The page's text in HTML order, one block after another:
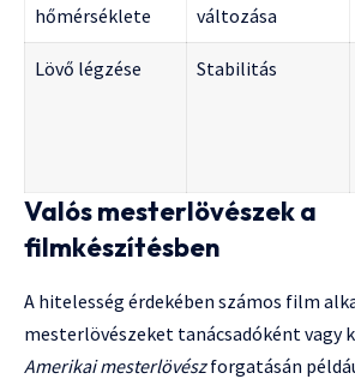
hőmérséklete
változása
Lövő légzése Stabilitás
Valós mesterlövészek a
filmkészítésben
A hitelesség érdekében számos film
mesterlövészeket tanácsadóként vagy
Amerikai mesterlövészforgatásán